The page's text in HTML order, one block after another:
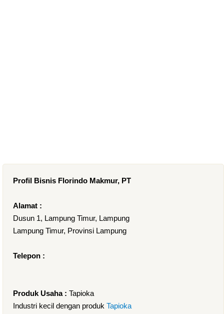
Profil Bisnis Florindo Makmur, PT
Alamat :
Dusun 1, Lampung Timur, Lampung
Lampung Timur, Provinsi Lampung
Telepon :
Produk Usaha : Tapioka
Industri kecil dengan produk Tapioka